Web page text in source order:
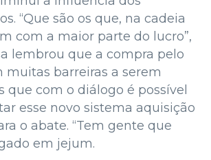
“Que são os que, na cadeia
com a maior parte do lucro”,
lembrou que a compra pelo
muitas barreiras a serem
que com o diálogo é possível
esse novo sistema aquisição
o abate. “Tem gente que
em jejum.